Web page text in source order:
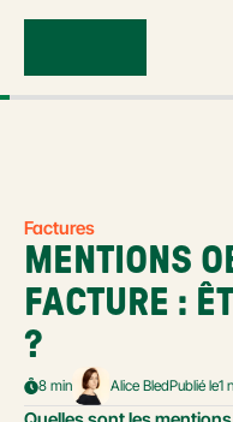
Factures
MENTIONS
FACTURE :
?
8 min Alice BledPublié le1